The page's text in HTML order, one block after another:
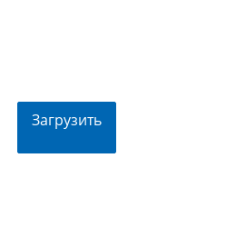
Загрузить